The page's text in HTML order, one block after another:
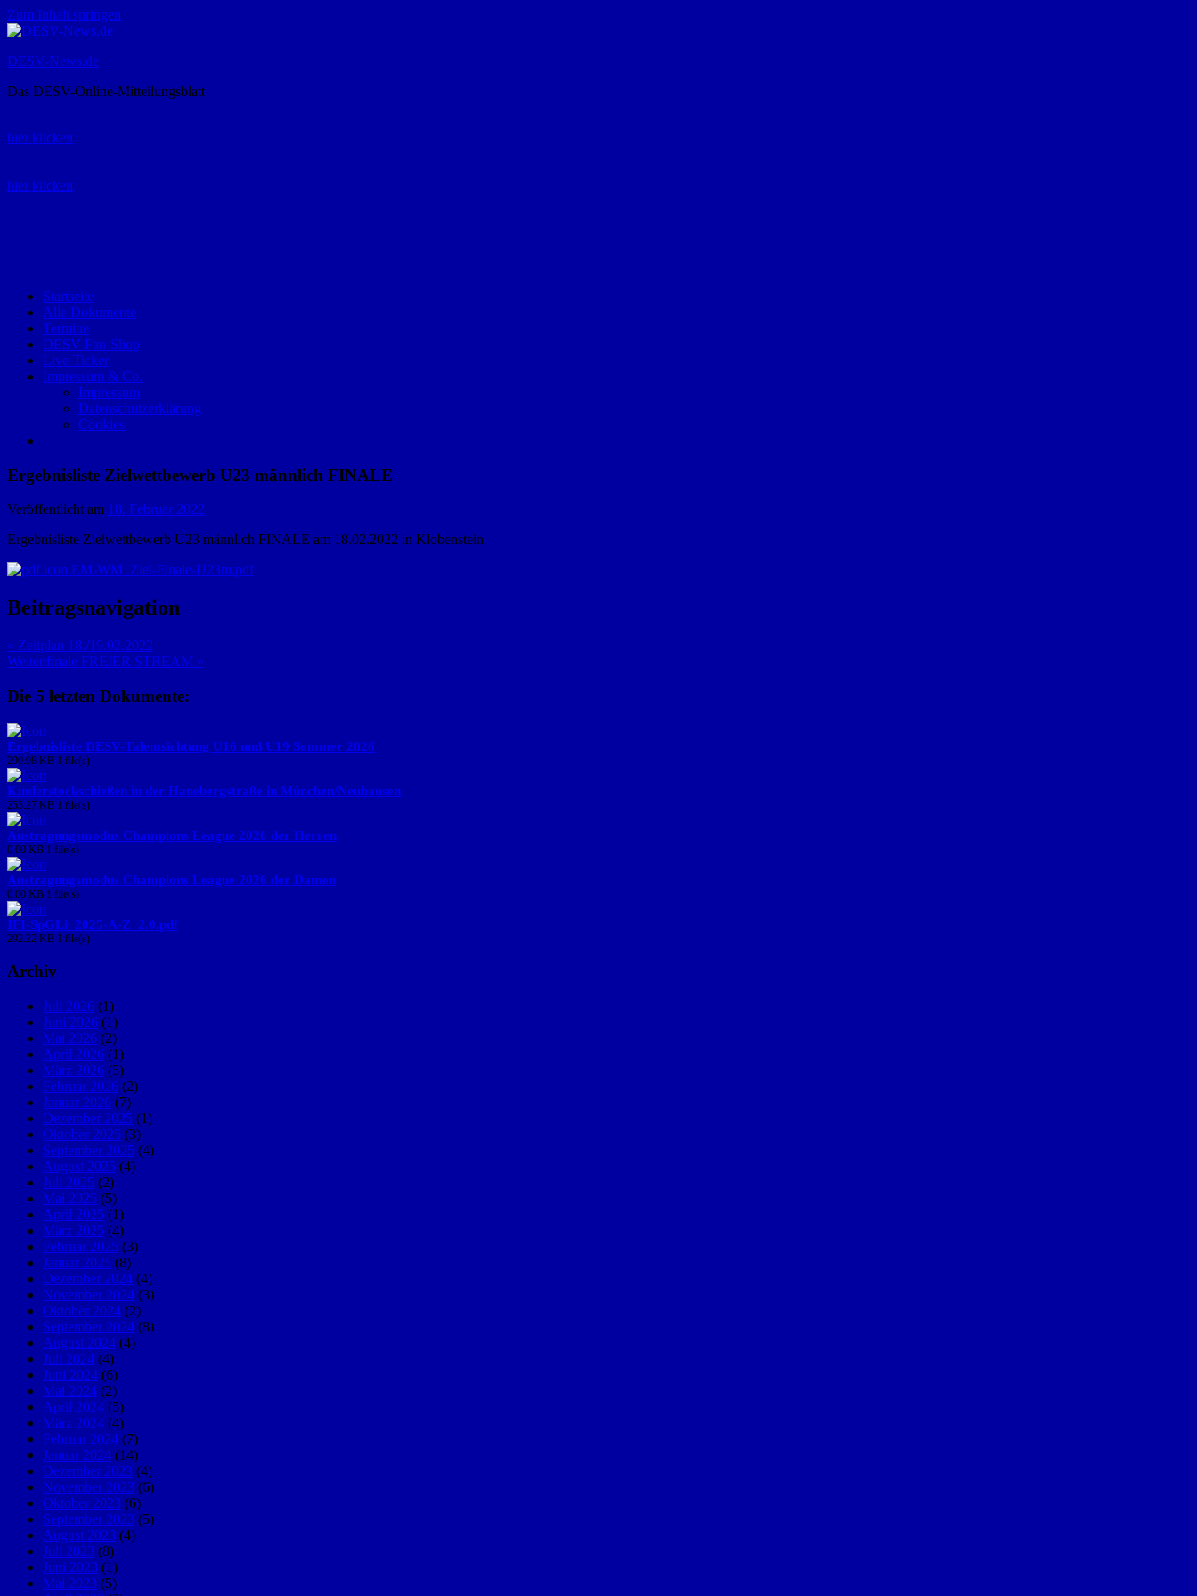
Zum Inhalt springen
DESV-News.de
Das DESV-Online-Mitteilungsblatt
hier klicken
hier klicken
Startseite
Alle Dokumente
Termine
DESV-Fan-Shop
Live-Ticker
Impressum & Co.
Impressum
Datenschutzerklärung
Cookies
Ergebnisliste Zielwettbewerb U23 männlich FINALE
Veröffentlicht am 18. Februar 2022
Ergebnisliste Zielwettbewerb U23 männlich FINALE am 18.02.2022 in Klobenstein
EM-WM_Ziel-Finale-U23m.pdf
Beitragsnavigation
« Zeitplan 18./19.02.2022
Weitenfinale FREIER STREAM »
Die 5 letzten Dokumente:
Ergebnisliste DESV-Talentsichtung U16 und U19 Sommer 2026
290.98 KB 1 file(s)
Kinderstockschießen in der Hanebergstraße in München/Neuhausen
253.27 KB 1 file(s)
Austragungsmodus Champions League 2026 der Herren
0.00 KB 1 file(s)
Austragungsmodus Champions League 2026 der Damen
0.00 KB 1 file(s)
IFI-SpGLi_2025-A-Z_2.0.pdf
292.22 KB 1 file(s)
Archiv
Juli 2026 (1)
Juni 2026 (1)
Mai 2026 (2)
April 2026 (1)
März 2026 (5)
Februar 2026 (2)
Januar 2026 (7)
Dezember 2025 (1)
Oktober 2025 (3)
September 2025 (4)
August 2025 (4)
Juli 2025 (2)
Mai 2025 (5)
April 2025 (1)
März 2025 (4)
Februar 2025 (3)
Januar 2025 (8)
Dezember 2024 (4)
November 2024 (3)
Oktober 2024 (2)
September 2024 (8)
August 2024 (4)
Juli 2024 (4)
Juni 2024 (6)
Mai 2024 (2)
April 2024 (5)
März 2024 (4)
Februar 2024 (7)
Januar 2024 (14)
Dezember 2023 (4)
November 2023 (6)
Oktober 2023 (6)
September 2023 (5)
August 2023 (4)
Juli 2023 (8)
Juni 2023 (1)
Mai 2023 (5)